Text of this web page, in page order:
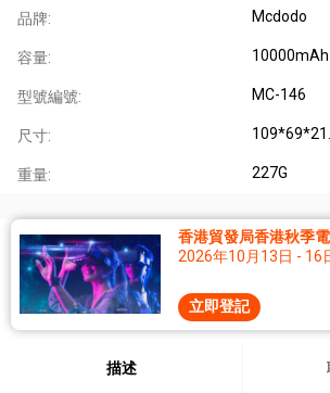
品牌: Mcdodo
容量: 10000mAh
型號編號: MC-146
尺寸:
重量: 227G
香港貿發局香港秋季
2026年10月13日 - 16
立即登記
描述